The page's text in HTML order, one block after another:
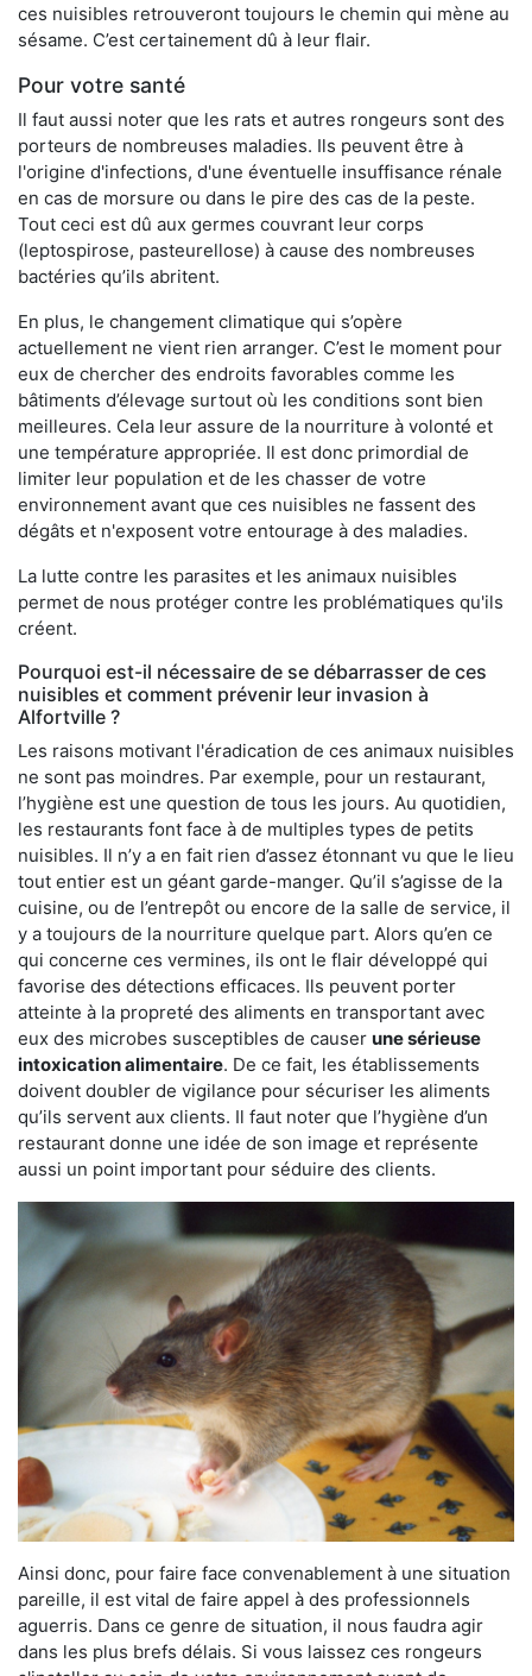
ces nuisibles retrouveront toujours le chemin qui mène au
sésame. C’est certainement dû à leur flair.
Pour votre santé
Il faut aussi noter que les rats et autres rongeurs sont des
porteurs de nombreuses maladies. Ils peuvent être à
l'origine d'infections, d'une éventuelle insuffisance rénale
en cas de morsure ou dans le pire des cas de la peste.
Tout ceci est dû aux germes couvrant leur corps
(leptospirose, pasteurellose) à cause des nombreuses
bactéries qu’ils abritent.
En plus, le changement climatique qui s’opère
actuellement ne vient rien arranger. C’est le moment pour
eux de chercher des endroits favorables comme les
bâtiments d’élevage surtout où les conditions sont bien
meilleures. Cela leur assure de la nourriture à volonté et
une température appropriée. Il est donc primordial de
limiter leur population et de les chasser de votre
environnement avant que ces nuisibles ne fassent des
dégâts et n'exposent votre entourage à des maladies.
La lutte contre les parasites et les animaux nuisibles
permet de nous protéger contre les problématiques qu'ils
créent.
Pourquoi est-il nécessaire de se débarrasser de ces
nuisibles et comment prévenir leur invasion à
Alfortville ?
Les raisons motivant l'éradication de ces animaux nuisibles
ne sont pas moindres. Par exemple, pour un restaurant,
l’hygiène est une question de tous les jours. Au quotidien,
les restaurants font face à de multiples types de petits
nuisibles. Il n’y a en fait rien d’assez étonnant vu que le lieu
tout entier est un géant garde-manger. Qu’il s’agisse de la
cuisine, ou de l’entrepôt ou encore de la salle de service, il
y a toujours de la nourriture quelque part. Alors qu’en ce
qui concerne ces vermines, ils ont le flair développé qui
favorise des détections efficaces. Ils peuvent porter
atteinte à la propreté des aliments en transportant avec
eux des microbes susceptibles de causer une sérieuse
intoxication alimentaire. De ce fait, les établissements
doivent doubler de vigilance pour sécuriser les aliments
qu’ils servent aux clients. Il faut noter que l’hygiène d’un
restaurant donne une idée de son image et représente
aussi un point important pour séduire des clients.
Ainsi donc, pour faire face convenablement à une situation
pareille, il est vital de faire appel à des professionnels
aguerris. Dans ce genre de situation, il nous faudra agir
dans les plus brefs délais. Si vous laissez ces rongeurs